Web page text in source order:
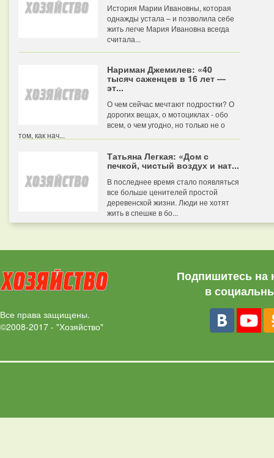
История Марии Ивановны, которая
однажды устала – и позволила себе
жить легче Мария Ивановна всегда
считала...
Нариман Джемилев: «40
тысяч саженцев в 16 лет —
эт...
О чем сейчас мечтают подростки? О
дорогих вещах, о мотоциклах - обо
всем, о чем угодно, но только не о
том, как нач...
Татьяна Легкая: «Дом с
печкой, чистый воздух и нат...
В последнее время стало появляться
все больше ценителей простой
деревенской жизни. Люди не хотят
жить в спешке в бо...
Все права защищены.
©2008-2017 - "Хозяйство"
Подпишитесь на
в